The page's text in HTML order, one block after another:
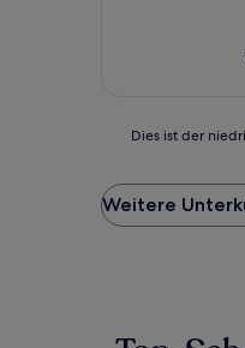
der
niedrigste
Preis
Dies ist der
Weitere